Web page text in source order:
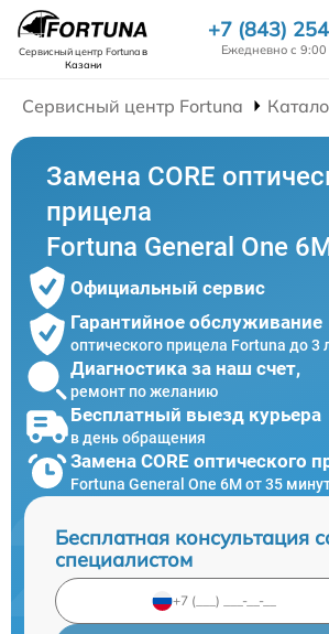
Сервисный центр Fortunaв
Казани
+7 (843)
Ежедневно с
Сервисный центр Fortuna
Замена CORE
прицела
Fortuna General One
Официальный сервис
Гарантийное обслуживание
оптического прицела Fortuna до 3
Диагностика за наш счет,
ремонт по желанию
Бесплатный выезд курьера
в день обращения
Замена CORE оптического
Fortuna General One 6M от 35
Бесплатная консультация
специалистом